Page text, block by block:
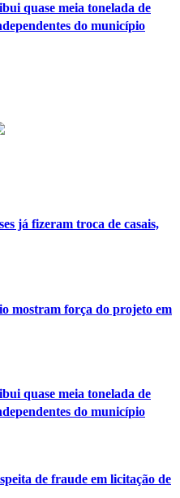
quase meia tonelada de
do município
já fizeram troca de casais,
mostram força do projeto em
quase meia tonelada de
do município
de fraude em licitação de